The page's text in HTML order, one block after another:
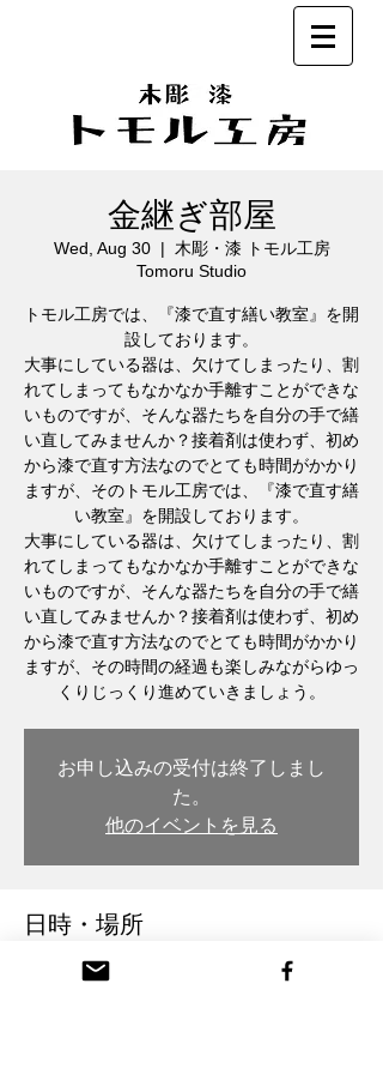
金継ぎ部屋
Wed, Aug 30
  |
木彫・漆 トモル工房
Tomoru Studio
トモル工房では、『漆で直す繕い教室』を開
設しております。
大事にしている器は、欠けてしまったり、割
れてしまってもなかなか手離すことができな
いものですが、そんな器たちを自分の手で繕
い直してみませんか？接着剤は使わず、初め
から漆で直す方法なのでとても時間がかかり
ますが、そのトモル工房では、『漆で直す繕
い教室』を開設しております。
大事にしている器は、欠けてしまったり、割
れてしまってもなかなか手離すことができな
いものですが、そんな器たちを自分の手で繕
い直してみませんか？接着剤は使わず、初め
から漆で直す方法なのでとても時間がかかり
ますが、その時間の経過も楽しみながらゆっ
くりじっくり進めていきましょう。
お申し込みの受付は終了しまし
た。
他のイベントを見る
日時・場所
Aug 30, 2023, 7:00 PM